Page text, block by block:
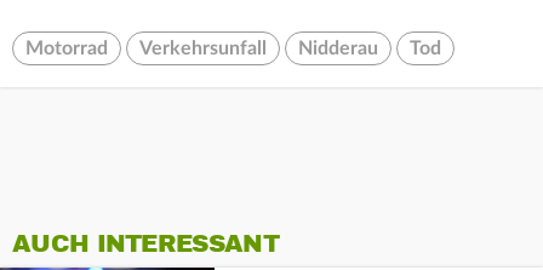
Motorrad Verkehrsunfall Nidderau Tod
AUCH INTERESSANT